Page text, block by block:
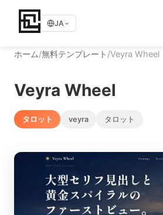
JA
ホーム/無料テンプレート /Veyra Wheel
Veyra Wheel
タロット veyra タロット